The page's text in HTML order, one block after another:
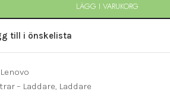
LÄGG I VARUKORG
till i önskelista
– Laddare, Laddare